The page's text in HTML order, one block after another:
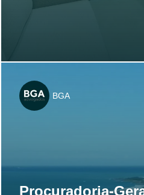
BGA
Procuradoria-